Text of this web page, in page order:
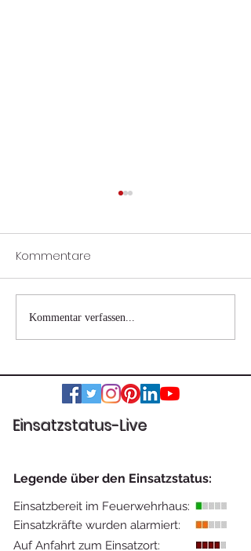
Wohnhausbrand
Nestelbach bei Graz
Kommentare
Kommentar verfassen...
Einsatzstatus-Live
Legende über den Einsatzstatus:
Einsatzbereit im Feuerwehrhaus:
Einsatzkräfte wurden alarmiert:
Auf Anfahrt zum Einsatzort: